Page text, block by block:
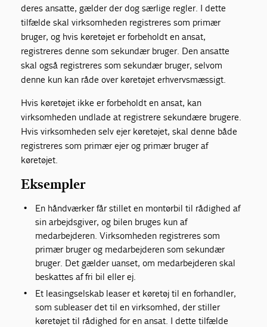
deres ansatte, gælder der dog særlige regler. I dette
tilfælde skal virksomheden registreres som primær
bruger, og hvis køretøjet er forbeholdt en ansat,
registreres denne som sekundær bruger. Den ansatte
skal også registreres som sekundær bruger, selvom
denne kun kan råde over køretøjet erhvervsmæssigt.
Hvis køretøjet ikke er forbeholdt en ansat, kan
virksomheden undlade at registrere sekundære brugere.
Hvis virksomheden selv ejer køretøjet, skal denne både
registreres som primær ejer og primær bruger af
køretøjet.
Eksempler
En håndværker får stillet en montørbil til rådighed af
sin arbejdsgiver, og bilen bruges kun af
medarbejderen. Virksomheden registreres som
primær bruger og medarbejderen som sekundær
bruger. Det gælder uanset, om medarbejderen skal
beskattes af fri bil eller ej.
Et leasingselskab leaser et køretøj til en forhandler,
som subleaser det til en virksomhed, der stiller
køretøjet til rådighed for en ansat. I dette tilfælde